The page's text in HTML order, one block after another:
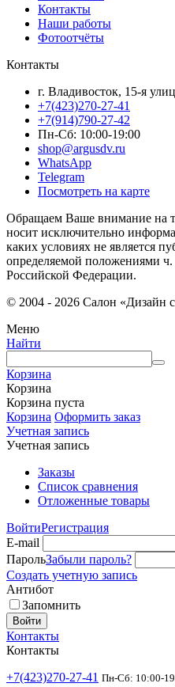
Контакты
Наши работы
Фотоотчёты
Контакты
г. Владивосток, 15-я
+7(423)270-27-41
+7(914)790-27-42
Пн-Сб: 10:00-19:00
shop@argusdv.ru
WhatsApp
Telegram
Посмотреть на карте
Обращаем Ваше внимание на
носит исключительно
каких условиях не является
определяемой положениями ч.
Российской Федерации.
© 2004 - 2026 Салон «Дизайн
Меню
Найти
Корзина
Корзина
Корзина пуста
Корзина Оформить заказ
Учетная запись
Учетная запись
Заказы
Список сравнения
Отложенные товары
ВойтиРегистрация
E-mail
ПарольЗабыли пароль?
Создать учетную запись
Антибот
Запомнить
Войти
Контакты
Контакты
+7(423)270-27-41 Пн-Сб: 10:00-